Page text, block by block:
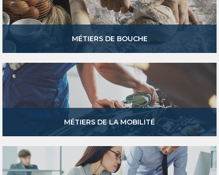
MÉTIERS DE BOUCHE
MÉTIERS DE LA MOBILITÉ